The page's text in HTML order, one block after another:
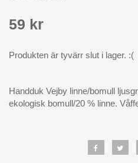
59 kr
Produkten är tyvärr slut i lager. :(
Handduk Vejby linne/bomull
ekologisk bomull/20 % linne.